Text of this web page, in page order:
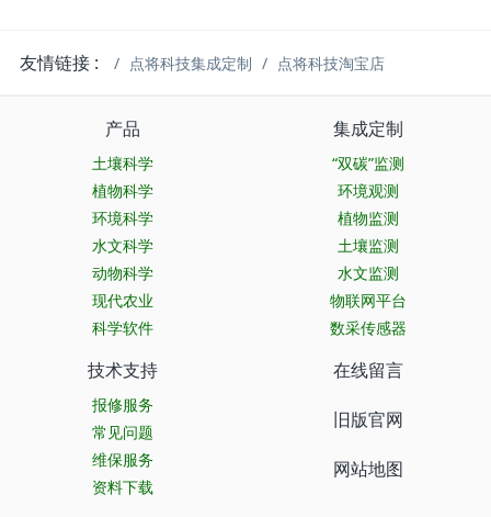
友情链接 : 点将科技集成定制 点将科技淘宝店
产品
土壤科学
植物科学
环境科学
水文科学
动物科学
现代农业
科学软件
集成定制
“双碳”监测
环境观测
植物监测
土壤监测
水文监测
物联网平台
数采传感器
技术支持
报修服务
常见问题
维保服务
资料下载
在线留言
旧版官网
网站地图